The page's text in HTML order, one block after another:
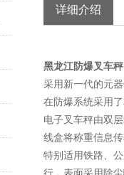
详细介绍
黑龙江防爆叉车
采用新一代的元
在防爆系统采用
电子叉车秤由双
线盒将称重信息
特别适用铁路、